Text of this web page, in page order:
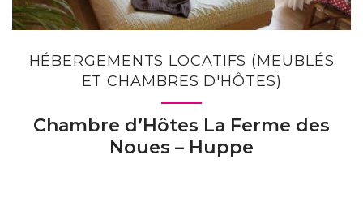
HÉBERGEMENTS LOCATIFS (MEUBLÉS
ET CHAMBRES D'HÔTES)
Chambre d’Hôtes La Ferme des
Noues – Huppe